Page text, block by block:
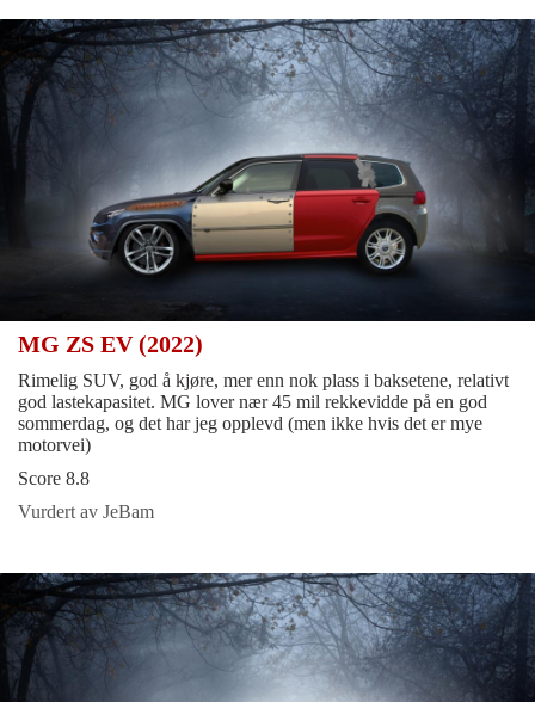
MG ZS EV (2022)
Rimelig SUV, god å kjøre, mer enn nok plass i baksetene, relativt
god lastekapasitet. MG lover nær 45 mil rekkevidde på en god
sommerdag, og det har jeg opplevd (men ikke hvis det er mye
motorvei)
Score 8.8
Vurdert av JeBam